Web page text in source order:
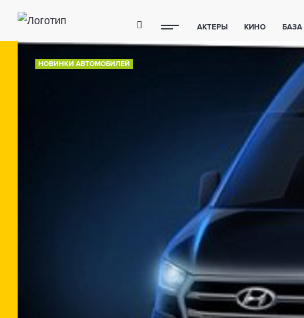
АКТЕРЫ КИНО
ПОЛЕЗНЫЕ СОВЕТЫ
ТЕХНОЛОГИИ
НОВИНКИ АВТОМОБИЛЕЙ